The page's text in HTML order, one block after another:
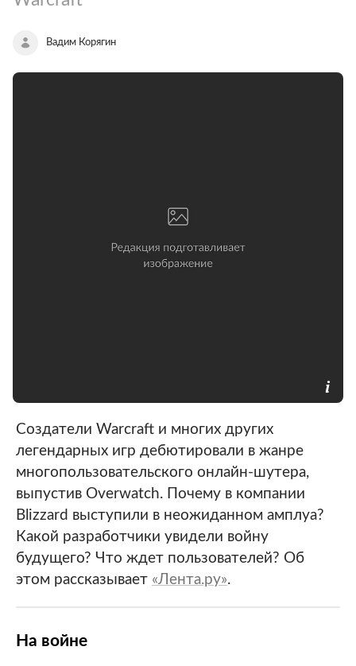
Вадим Корягин
Создатели Warcraft и многих других
легендарных игр дебютировали в жанре
многопользовательского онлайн-шутера,
выпустив Overwatch. Почему в компании
Blizzard выступили в неожиданном амплуа?
Какой разработчики увидели войну
будущего? Что ждет пользователей? Об
этом рассказывает «Лента.ру».
На войне